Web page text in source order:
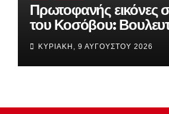
Πρωτοφανής εικόνες
του Κοσόβου:
αυγά στον
(βίντεο)
ΚΥΡΙΑΚΉ, 9 ΑΥΓΟΎΣΤΟΥ 2026